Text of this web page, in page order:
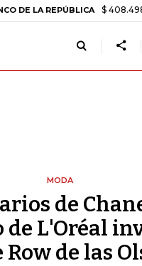
REPÚBLICA $ 408.498,97 +$
MODA
de
de L'Oréal
Row de las